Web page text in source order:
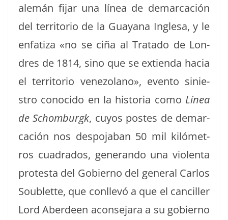
alemán fijar una línea de demar­cación
del ter­ri­to­rio de la Guayana Ingle­sa, y le
enfa­ti­za «no se ciña al Trata­do de Lon­
dres de 1814, sino que se extien­da hacia
el ter­ri­to­rio vene­zolano», even­to sinie­
stro cono­ci­do en la his­to­ria como Línea
de Schom­burgk, cuyos postes de demar­
cación nos despo­ja­ban 50 mil kilómet­
ros cuadra­dos, generan­do una vio­len­ta
protes­ta del Gob­ier­no del gen­er­al Car­los
Sou­blette, que con­llevó a que el can­ciller
Lord Aberdeen acon­se­jara a su gob­ier­no